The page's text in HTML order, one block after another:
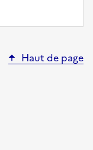
Haut de page